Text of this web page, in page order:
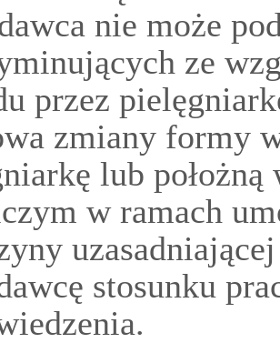
nie może
ze
przez
zmiany formy
lub
w ramach
stosunku